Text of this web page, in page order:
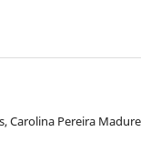
Carolina Pereira